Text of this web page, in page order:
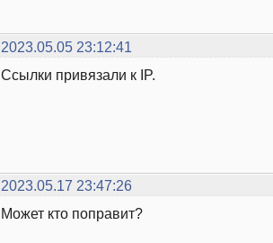
2023.05.05 23:12:41
Ссылки привязали к IP.
2023.05.17 23:47:26
Может кто поправит?